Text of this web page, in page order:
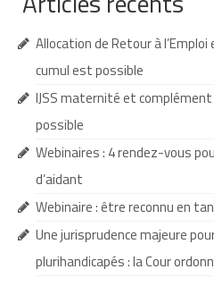
Projet de vie
Demande
Taux de handicap
Demande d’AVS
Autres aides
Aides municipales
Aides destinées
Allocation de Retour à l’Emploi
cumul est possible
IJSS maternité et complément
possible
Webinaires : 4 rendez-vous
d’aidant
Webinaire : être reconnu en
Une jurisprudence majeure
plurihandicapés : la Cour